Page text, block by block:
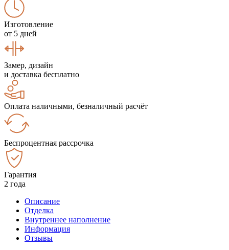
Изготовление
от 5 дней
Замер, дизайн
и доставка бесплатно
Оплата наличными, безналичный расчёт
Беспроцентная рассрочка
Гарантия
2 года
Описание
Отделка
Внутреннее наполнение
Информация
Отзывы